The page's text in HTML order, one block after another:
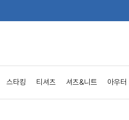
스타킹 티셔츠 셔츠&니트 아우터